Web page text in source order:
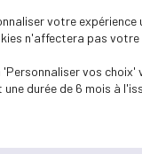
votre
n'affectera pas
vos choix'
durée de 6 mois à